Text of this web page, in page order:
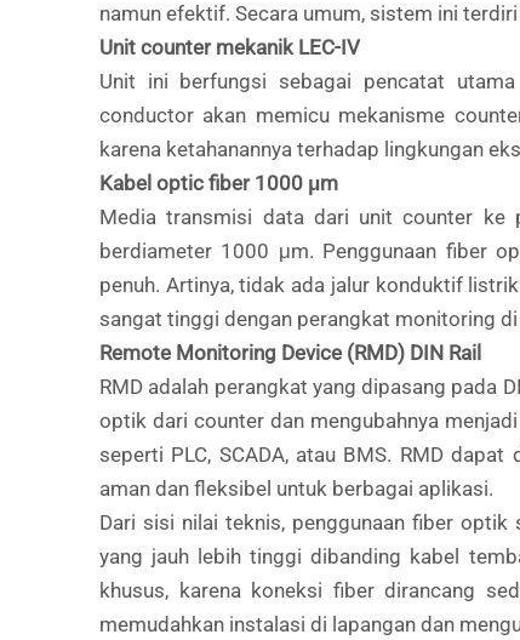
namun efektif. Secara umum, sistem ini
Unit counter mekanik LEC-IV
Unit ini berfungsi sebagai pencatat
conductor akan memicu mekanisme
karena ketahanannya terhadap lingkungan
Kabel optic fiber 1000 μm
Media transmisi data dari unit counter ke
berdiameter 1000 μm. Penggunaan fiber
penuh. Artinya, tidak ada jalur konduktif
sangat tinggi dengan perangkat monitoring
Remote Monitoring Device (RMD) DIN Rail
RMD adalah perangkat yang dipasang pada
optik dari counter dan mengubahnya
seperti PLC, SCADA, atau BMS. RMD
aman dan fleksibel untuk berbagai aplikasi.
Dari sisi nilai teknis, penggunaan fiber
yang jauh lebih tinggi dibanding kabel
khusus, karena koneksi fiber dirancang
memudahkan instalasi di lapangan dan